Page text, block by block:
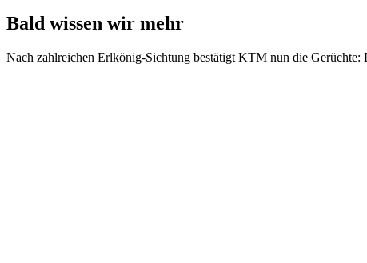
Bald wissen wir mehr
Nach zahlreichen Erlkönig-Sichtung bestätigt KTM nun die